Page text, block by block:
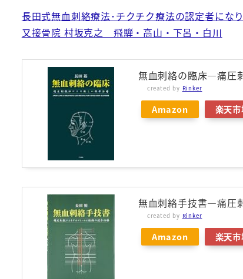
長田式無血刺絡療法･チクチク療法の認定者にな
又接骨院 村坂克之 飛騨・高山・下呂・白川
無血刺絡の臨床―痛圧
created by Rinker
Amazon 楽天
無血刺絡手技書―痛圧
created by Rinker
Amazon 楽天